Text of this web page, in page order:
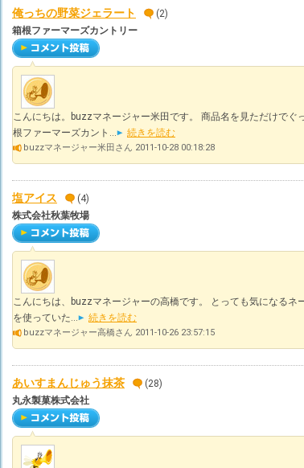
俺っちの野菜ジェラート
(2)
箱根ファーマーズカントリー
こんにちは。buzzマネージャー米田です。 商品名を見ただけで
根ファーマーズカント...
続きを読む
buzzマネージャー米田さん 2011-10-28 00:18:28
塩アイス
(4)
株式会社秋葉牧場
こんにちは、buzzマネージャーの高橋です。 とっても気になる
を使っていた...
続きを読む
buzzマネージャー高橋さん 2011-10-26 23:57:15
あいすまんじゅう抹茶
(28)
丸永製菓株式会社